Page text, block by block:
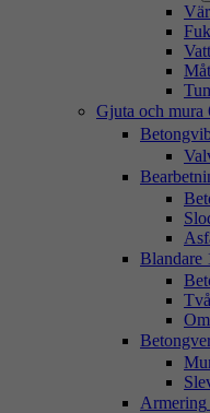
Gjuta och mura
Blandare
Armering